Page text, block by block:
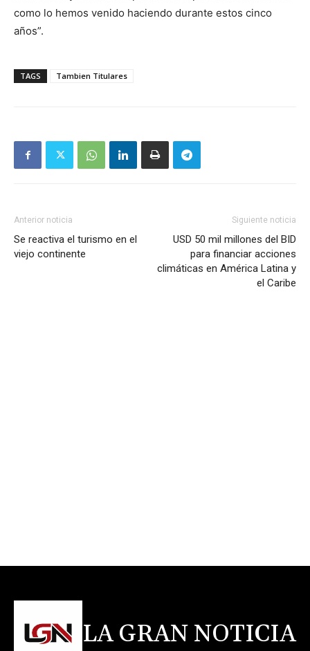
como lo hemos venido haciendo durante estos cinco
años”.
TAGS Tambien Titulares
Anterior noticia
Se reactiva el turismo en el
viejo continente
Siguiente noticia
USD 50 mil millones del BID
para financiar acciones
climáticas en América Latina y
el Caribe
LA GRAN NOTICIA